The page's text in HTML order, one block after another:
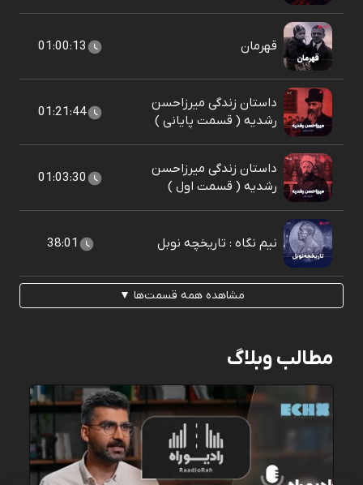
قهرمان 01:00:13
داستان زندگی میرزاحسن
رشدیه ( قسمت پایانی )
01:21:44
داستان زندگی میرزاحسن
رشدیه ( قسمت اول )
01:03:30
نیم نگاه : تاریخچه نوبل 38:01
مشاهده همه قسمت‌ها ▼
مطالب وبلاگ